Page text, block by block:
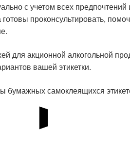
с учетом всех предпочтений
проконсультировать,
для акционной алкогольной
вашей этикетки.
самоклеящихся